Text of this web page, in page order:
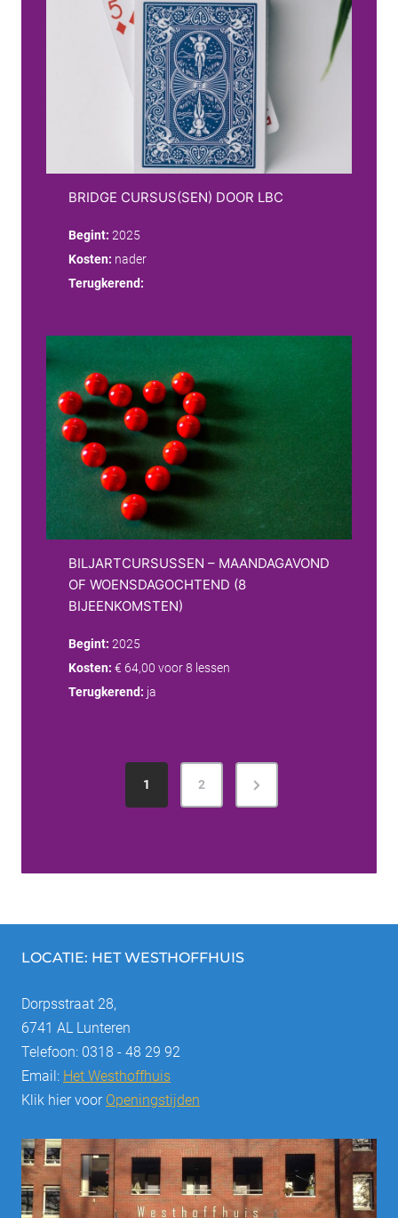
BRIDGE CURSUS(SEN) DOOR LBC
Begint: 2025
Kosten: nader
Terugkerend:
BILJARTCURSUSSEN – MAANDAGAVOND
OF WOENSDAGOCHTEND (8
BIJEENKOMSTEN)
Begint: 2025
Kosten: € 64,00 voor 8 lessen
Terugkerend: ja
c
h
t
e
n
p
a
g
1 2
N
e
a
LOCATIE: HET WESTHOFFHUIS
Dorpsstraat 28,
6741 AL Lunteren
Telefoon: 0318 - 48 29 92
Email: Het Westhoffhuis
Klik hier voor Openingstijden